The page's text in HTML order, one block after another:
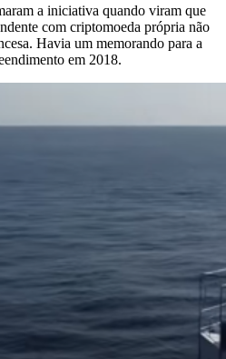
a iniciativa quando viram que
com criptomoeda própria não
Havia um memorando para a
em 2018.